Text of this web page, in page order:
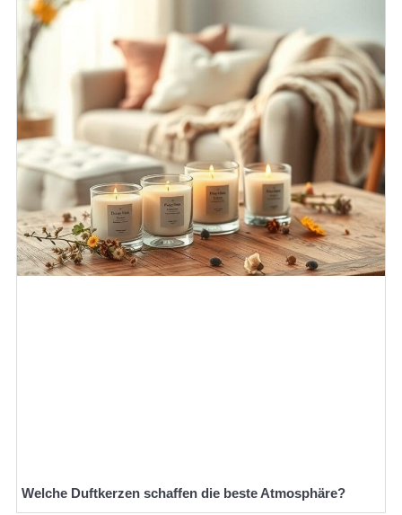
Welche Duftkerzen schaffen die beste Atmosphäre?